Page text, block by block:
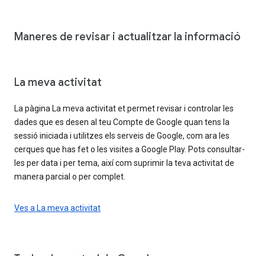
Maneres de revisar i actualitzar la informació
La meva activitat
La pàgina La meva activitat et permet revisar i controlar les
dades que es desen al teu Compte de Google quan tens la
sessió iniciada i utilitzes els serveis de Google, com ara les
cerques que has fet o les visites a Google Play. Pots consultar-
les per data i per tema, així com suprimir la teva activitat de
manera parcial o per complet.
Ves a La meva activitat